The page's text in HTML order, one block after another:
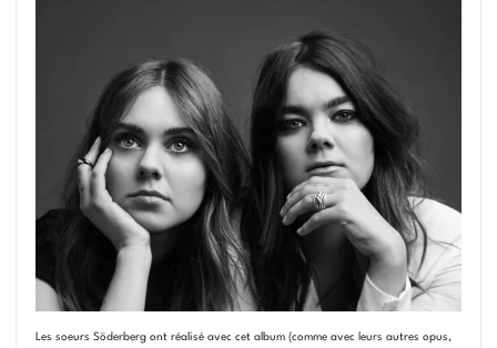
Les soeurs Söderberg ont réalisé avec cet album (comme avec leurs autres opus,